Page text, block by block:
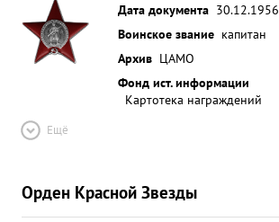
Дата документа 30.12.1956
Воинское звание капитан
Архив ЦАМО
Фонд ист. информации
Картотека награждений
Ещё
Орден Красной Звезды